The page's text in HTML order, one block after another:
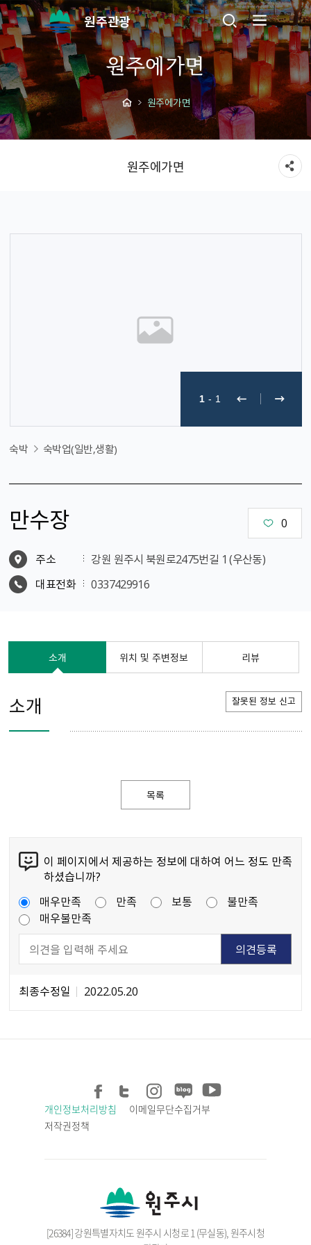
원주관광
원주에가면
원주에가면
원주에가면
1 - 1
숙박 숙박업(일반,생활)
만수장 0
주소
강원 원주시 북원로2475번길 1 (우산동)
대표전화
0337429916
소개 위치 및 주변정보 리뷰
소개 잘못된 정보 신고
목록
이 페이지에서 제공하는 정보에 대하여 어느 정도 만족
하셨습니까?
매우만족
만족 보통
불만족
매우불만족
최종수정일 2022.05.20
개인정보처리방침
이메일무단수집거부
저작권정책
[26384] 강원특별자치도 원주시 시청로 1 (무실동), 원주시청